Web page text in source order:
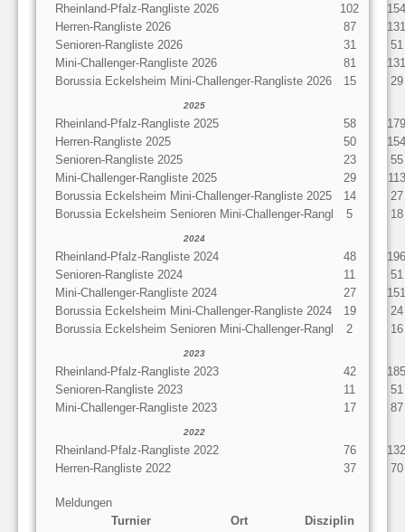
Rheinland-Pfalz-Rangliste 2026 102
154
Herren-Rangliste 2026
87
131
Senioren-Rangliste 2026
31
51
Mini-Challenger-Rangliste 2026
81
131
Borussia Eckelsheim Mini-Challenger-Rangliste 2026
15 29
2025
Rheinland-Pfalz-Rangliste 2025 58
179
Herren-Rangliste 2025
50
154
Senioren-Rangliste 2025
23
55
Mini-Challenger-Rangliste 2025
29
113
Borussia Eckelsheim Mini-Challenger-Rangliste 2025
14
27
Borussia Eckelsheim Senioren Mini-Challenger-Rangl
5 18
2024
Rheinland-Pfalz-Rangliste 2024 48
196
Senioren-Rangliste 2024
11
51
Mini-Challenger-Rangliste 2024
27
151
Borussia Eckelsheim Mini-Challenger-Rangliste 2024
19
24
Borussia Eckelsheim Senioren Mini-Challenger-Rangl
2 16
2023
Rheinland-Pfalz-Rangliste 2023 42
185
Senioren-Rangliste 2023
11
51
Mini-Challenger-Rangliste 2023
17 87
2022
Rheinland-Pfalz-Rangliste 2022 76
132
Herren-Rangliste 2022
37 70
Meldungen
Turnier
Ort Disziplin